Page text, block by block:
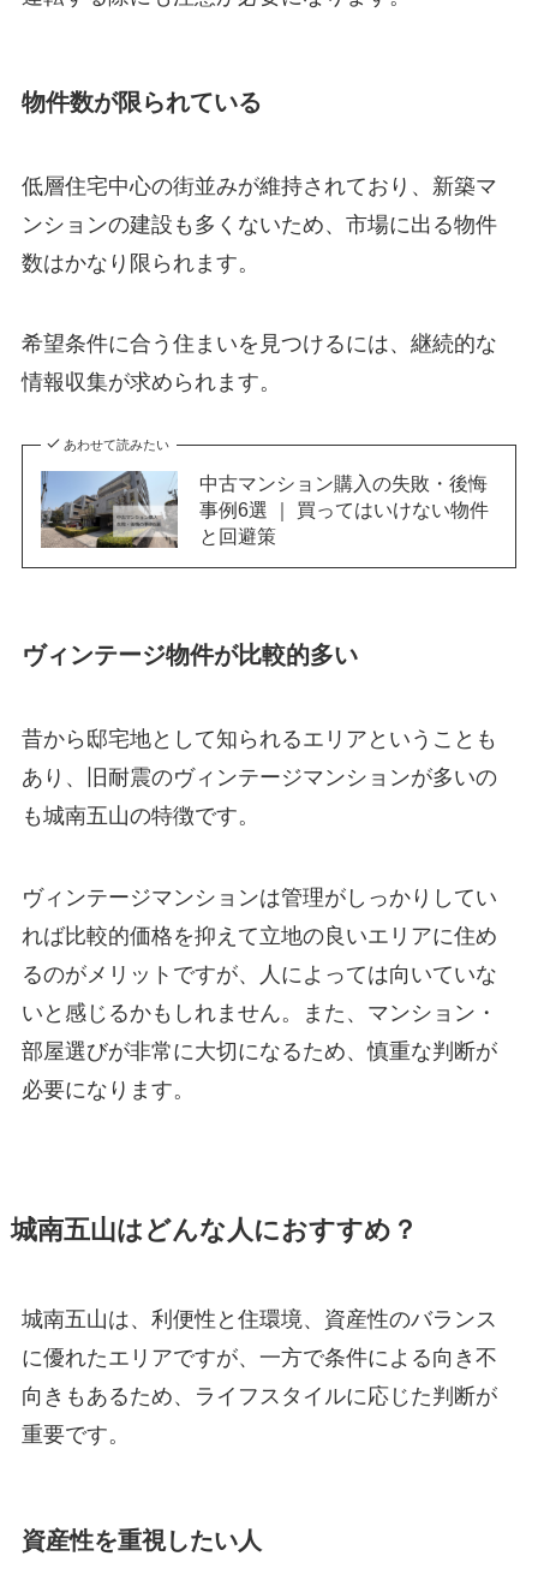
物件数が限られている
低層住宅中心の街並みが維持されており、新築マ
ンションの建設も多くないため、市場に出る物件
数はかなり限られます。
希望条件に合う住まいを見つけるには、継続的な
情報収集が求められます。
あわせて読みたい
中古マンション購入の失敗・後悔
事例6選 ｜ 買ってはいけない物件
と回避策
ヴィンテージ物件が比較的多い
昔から邸宅地として知られるエリアということも
あり、旧耐震のヴィンテージマンションが多いの
も城南五山の特徴です。
ヴィンテージマンションは管理がしっかりしてい
れば比較的価格を抑えて立地の良いエリアに住め
るのがメリットですが、人によっては向いていな
いと感じるかもしれません。また、マンション・
部屋選びが非常に大切になるため、慎重な判断が
必要になります。
城南五山はどんな人におすすめ？
城南五山は、利便性と住環境、資産性のバランス
に優れたエリアですが、一方で条件による向き不
向きもあるため、ライフスタイルに応じた判断が
重要です。
資産性を重視したい人